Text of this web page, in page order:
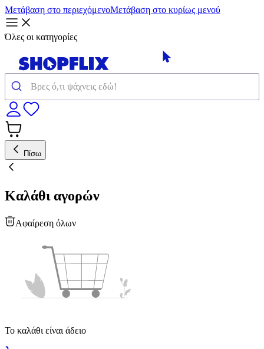
Μετάβαση στο περιεχόμενοΜετάβαση στο κυρίως μενού
Όλες οι κατηγορίες
Πίσω
Καλάθι αγορών
Αφαίρεση όλων
Το καλάθι είναι άδειο